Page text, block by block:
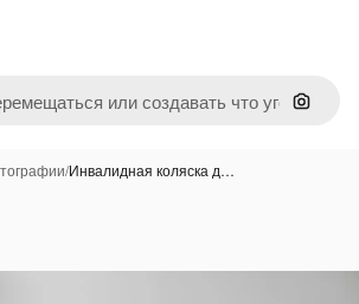
Поиск
/Инвалидная коляска д…